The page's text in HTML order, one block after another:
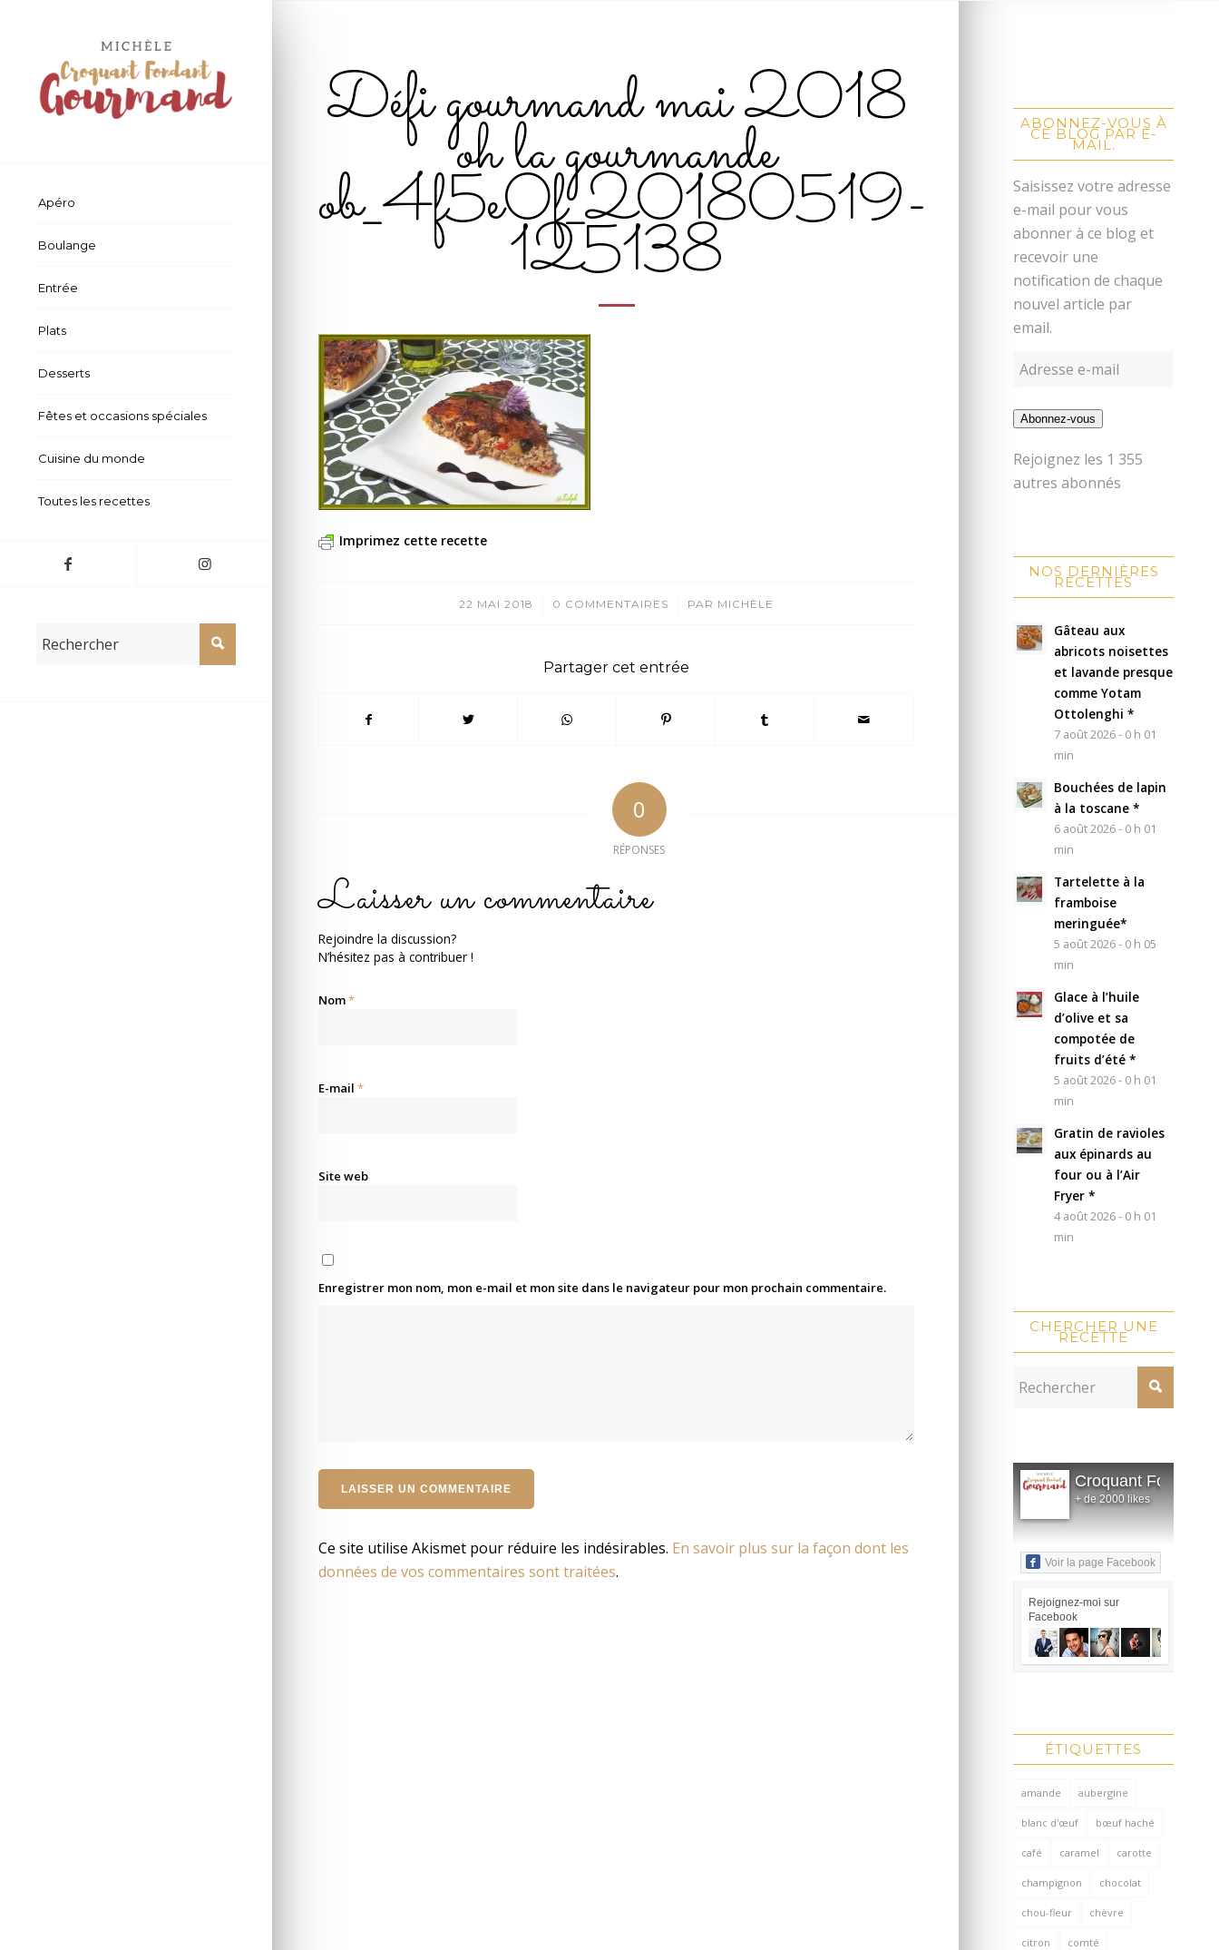
Apéro
Boulange
Entrée
Plats
Desserts
Fêtes et occasions spéciales
Cuisine du monde
Toutes les recettes
Défi gourmand mai 2018
oh la gourmande
ob_4f5e0f_20180519-
125138
Imprimez cette recette
22 MAI 2018
/ 0 COMMENTAIRES
/ PAR MICHÈLE
Partager cet entrée
0
RÉPONSES
Laisser un commentaire
Rejoindre la discussion?
N’hésitez pas à contribuer !
Nom*
E-mail *
Site web
Enregistrer mon nom, mon e-mail et mon site dans le navigateur pour mon prochain commentaire.
Ce site utilise Akismet pour réduire les indésirables. En savoir plus sur la façon dont les
données de vos commentaires sont traitées.
ABONNEZ-VOUS À
CE BLOG PAR E-
MAIL.
Saisissez votre adresse
e-mail pour vous
abonner à ce blog et
recevoir une
notification de chaque
nouvel article par
email.
Abonnez-vous
Rejoignez les 1 355
autres abonnés
NOS DERNIÈRES
RECETTES
Gâteau aux
abricots noisettes
et lavande presque
comme Yotam
Ottolenghi *
7 août 2026 - 0 h 01
min
Bouchées de lapin
à la toscane *
6 août 2026 - 0 h 01
min
Tartelette à la
framboise
meringuée*
5 août 2026 - 0 h 05
min
Glace à l’huile
d’olive et sa
compotée de
fruits d’été *
5 août 2026 - 0 h 01
min
Gratin de ravioles
aux épinards au
four ou à l’Air
Fryer *
4 août 2026 - 0 h 01
min
CHERCHER UNE
RECETTE
Croquant Fondant
+ de 2000 likes
Voir la page Facebook
Rejoignez-moi sur
Facebook
ÉTIQUETTES
amande aubergine
blanc d'œuf bœuf haché
café caramel carotte
champignon chocolat
chou-fleur chèvre
citron comté